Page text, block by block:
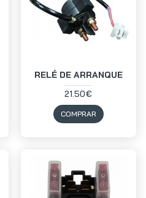
RELÉ DE ARRANQUE
21.50€
COMPRAR